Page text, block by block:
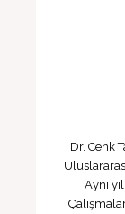
Dr. Cenk
Aynı